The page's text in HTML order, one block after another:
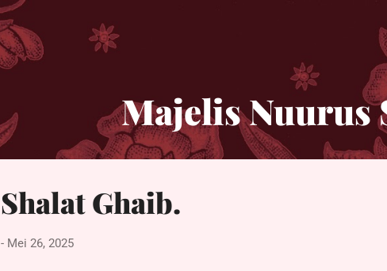
Majelis Nuurus
Shalat Ghaib.
- Mei 26, 2025